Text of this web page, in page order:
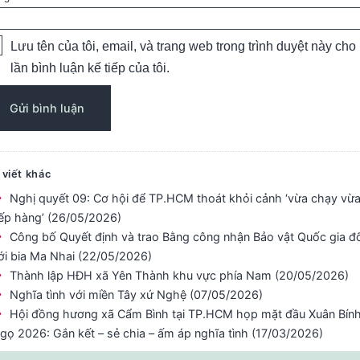
Lưu tên của tôi, email, và trang web trong trình duyệt này cho
lần bình luận kế tiếp của tôi.
viết khác
Nghị quyết 09: Cơ hội để TP.HCM thoát khỏi cảnh ‘vừa chạy vừa
hàng’ (26/05/2026)
Công bố Quyết định và trao Bằng công nhận Bảo vật Quốc gia
bia Ma Nhai (22/05/2026)
Thành lập HĐH xã Yên Thành khu vực phía Nam (20/05/2026)
Nghĩa tình với miền Tây xứ Nghệ (07/05/2026)
Hội đồng hương xã Cẩm Bình tại TP.HCM họp mặt đầu Xuân
2026: Gắn kết – sẻ chia – ấm áp nghĩa tình (17/03/2026)